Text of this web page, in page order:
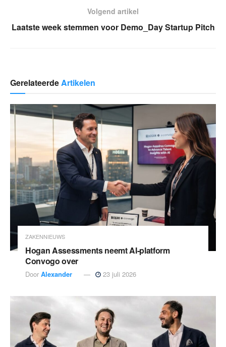
Volgend artikel
Laatste week stemmen voor Demo_Day Startup Pitch
Gerelateerde Artikelen
ZAKENNIEUWS
Hogan Assessments neemt AI-platform
Convogo over
Door Alexander 23 juli 2026